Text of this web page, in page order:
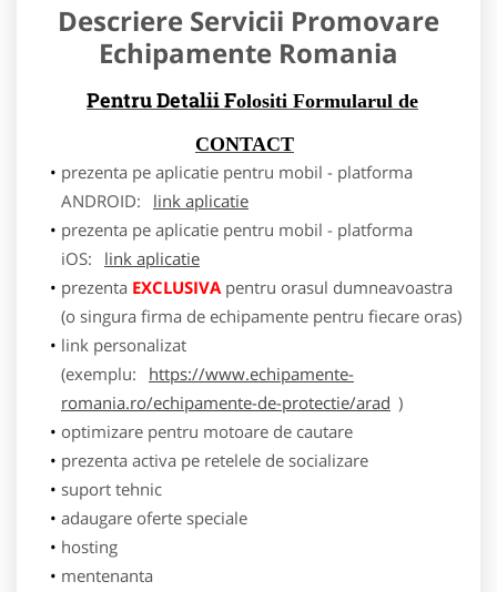
Descriere Servicii Promovare
Echipamente Romania
Pentru Detalii Folositi Formularul de
CONTACT
prezenta pe aplicatie pentru mobil - platforma
ANDROID:
link aplicatie
prezenta pe aplicatie pentru mobil - platforma
iOS:
link aplicatie
prezenta EXCLUSIVApentru orasul dumneavoastra
(o singura firma de echipamente pentru fiecare oras)
link personalizat
(exemplu:
https://www.echipamente-
romania.ro/echipamente-de-protectie/arad )
optimizare pentru motoare de cautare
prezenta activa pe retelele de socializare
suport tehnic
adaugare oferte speciale
hosting
mentenanta